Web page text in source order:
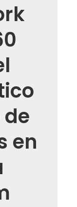
en